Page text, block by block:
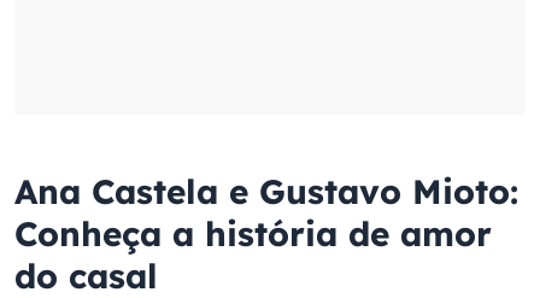
Ana Castela e Gustavo Mioto:
Conheça a história de amor
do casal